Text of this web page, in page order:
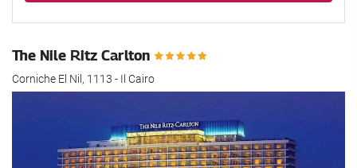
The Nile Ritz Carlton
Corniche El Nil, 1113 - Il Cairo